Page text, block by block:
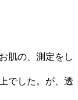
肌の、測定をし
でした。が、透